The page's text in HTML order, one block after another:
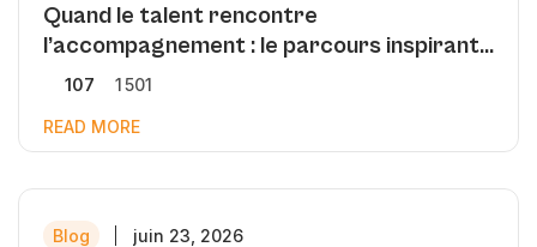
Quand le talent rencontre
l’accompagnement : le parcours inspirant
de Wilfried
107 1 501
READ MORE
Blog juin 23, 2026